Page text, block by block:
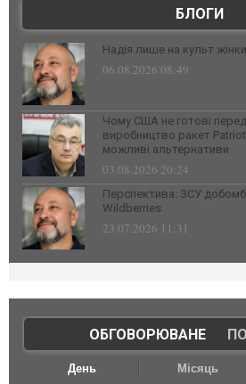
БЛОГИ
Надія лише на культ жінки
06.08.2026 08:49
Чому США не готові
виробництво ракет
можливі альтернативи
03.08.2026 20:24
Перспектива: ЗСУ
Wildberries
23.07.2026 11:31
ОБГОВОРЮВАНЕ|
День Місяць